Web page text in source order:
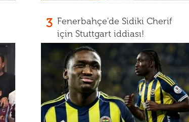
3 Fenerbahçe'de Sidiki Cherif
için Stuttgart iddiası!